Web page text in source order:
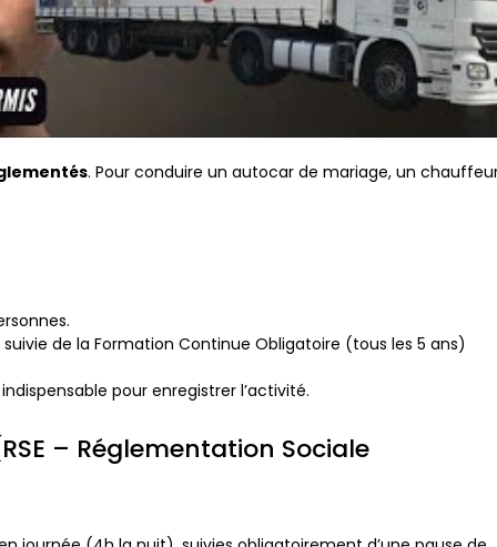
. Pour conduire un autocar de mariage, un
de la Formation Continue Obligatoire (tous les 5 ans)
pour enregistrer l’activité.
– Réglementation Sociale